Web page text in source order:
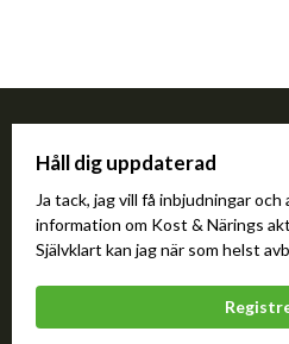
Håll dig uppdaterad
Ja tack, jag vill få inbjudningar och
information om Kost & Närings
Självklart kan jag när som helst